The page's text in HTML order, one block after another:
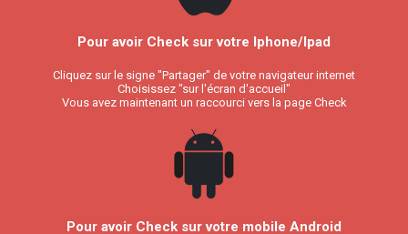
Pour avoir Check sur votre Iphone/Ipad
Cliquez sur le signe "Partager" de votre navigateur internet
Choisissez "sur l'écran d'accueil"
Vous avez maintenant un raccourci vers la page Check
Pour avoir Check sur votre mobile Android